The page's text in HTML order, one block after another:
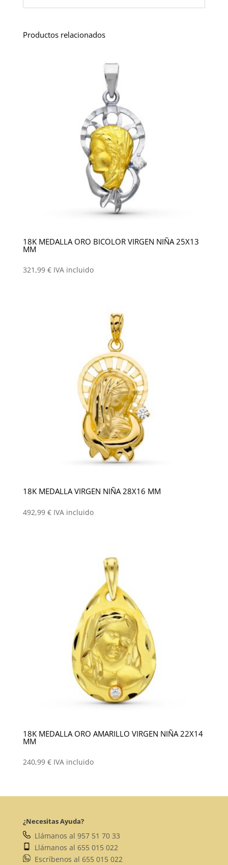
Productos relacionados
18K MEDALLA ORO BICOLOR VIRGEN NIÑA 25X13
MM
321,99 € IVA incluido
18K MEDALLA VIRGEN NIÑA 28X16 MM
492,99 € IVA incluido
18K MEDALLA ORO AMARILLO VIRGEN NIÑA 22X14
MM
240,99 € IVA incluido
¿Necesitas Ayuda?
Llámanos al 957 51 70 33
Llámanos al 655 015 022
Escríbenos al 655 015 022